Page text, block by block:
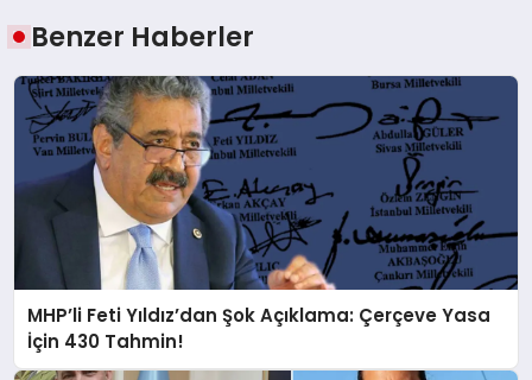
Benzer Haberler
MHP’li Feti Yıldız’dan Şok Açıklama: Çerçeve Yasa
İçin 430 Tahmin!